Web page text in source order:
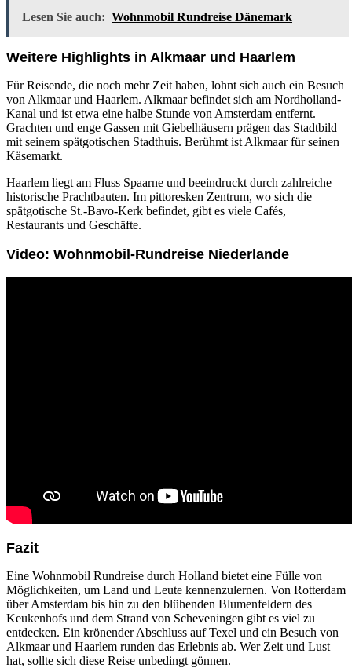
Lesen Sie auch: Wohnmobil Rundreise Dänemark
Weitere Highlights in Alkmaar und Haarlem
Für Reisende, die noch mehr Zeit haben, lohnt sich auch ein Besuch
von Alkmaar und Haarlem. Alkmaar befindet sich am Nordholland-
Kanal und ist etwa eine halbe Stunde von Amsterdam entfernt.
Grachten und enge Gassen mit Giebelhäusern prägen das Stadtbild
mit seinem spätgotischen Stadthuis. Berühmt ist Alkmaar für seinen
Käsemarkt.
Haarlem liegt am Fluss Spaarne und beeindruckt durch zahlreiche
historische Prachtbauten. Im pittoresken Zentrum, wo sich die
spätgotische St.-Bavo-Kerk befindet, gibt es viele Cafés,
Restaurants und Geschäfte.
Video: Wohnmobil-Rundreise Niederlande
Fazit
Eine Wohnmobil Rundreise durch Holland bietet eine Fülle von
Möglichkeiten, um Land und Leute kennenzulernen. Von Rotterdam
über Amsterdam bis hin zu den blühenden Blumenfeldern des
Keukenhofs und dem Strand von Scheveningen gibt es viel zu
entdecken. Ein krönender Abschluss auf Texel und ein Besuch von
Alkmaar und Haarlem runden das Erlebnis ab. Wer Zeit und Lust
hat, sollte sich diese Reise unbedingt gönnen.